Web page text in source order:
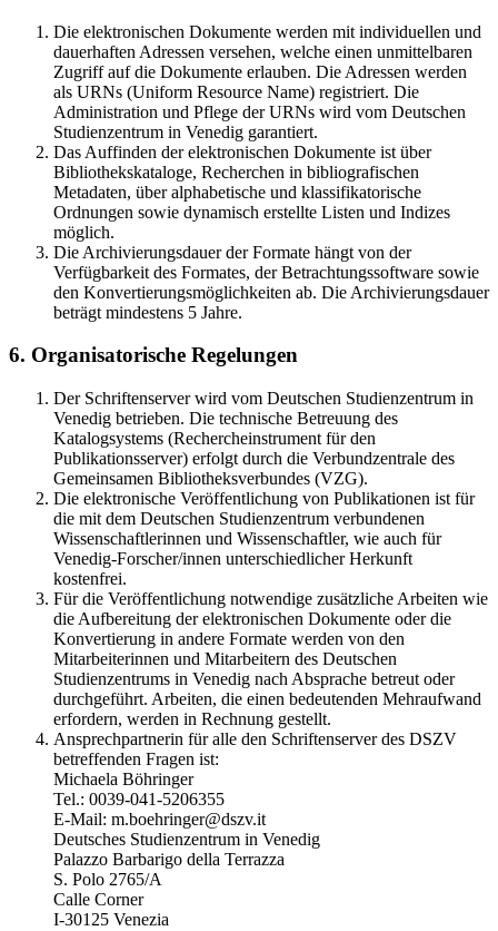
Die elektronischen Dokumente werden mit individuellen und
dauerhaften Adressen versehen, welche einen unmittelbaren
Zugriff auf die Dokumente erlauben. Die Adressen werden
als URNs (Uniform Resource Name) registriert. Die
Administration und Pflege der URNs wird vom Deutschen
Studienzentrum in Venedig garantiert.
Das Auffinden der elektronischen Dokumente ist über
Bibliothekskataloge, Recherchen in bibliografischen
Metadaten, über alphabetische und klassifikatorische
Ordnungen sowie dynamisch erstellte Listen und Indizes
möglich.
Die Archivierungsdauer der Formate hängt von der
Verfügbarkeit des Formates, der Betrachtungssoftware sowie
den Konvertierungsmöglichkeiten ab. Die Archivierungsdauer
beträgt mindestens 5 Jahre.
6. Organisatorische Regelungen
Der Schriftenserver wird vom Deutschen Studienzentrum in
Venedig betrieben. Die technische Betreuung des
Katalogsystems (Rechercheinstrument für den
Publikationsserver) erfolgt durch die Verbundzentrale des
Gemeinsamen Bibliotheksverbundes (VZG).
Die elektronische Veröffentlichung von Publikationen ist für
die mit dem Deutschen Studienzentrum verbundenen
Wissenschaftlerinnen und Wissenschaftler, wie auch für
Venedig-Forscher/innen unterschiedlicher Herkunft
kostenfrei.
Für die Veröffentlichung notwendige zusätzliche Arbeiten wie
die Aufbereitung der elektronischen Dokumente oder die
Konvertierung in andere Formate werden von den
Mitarbeiterinnen und Mitarbeitern des Deutschen
Studienzentrums in Venedig nach Absprache betreut oder
durchgeführt. Arbeiten, die einen bedeutenden Mehraufwand
erfordern, werden in Rechnung gestellt.
Ansprechpartnerin für alle den Schriftenserver des DSZV
betreffenden Fragen ist:
Michaela Böhringer
Tel.: 0039-041-5206355
E-Mail: m.boehringer@dszv.it
Deutsches Studienzentrum in Venedig
Palazzo Barbarigo della Terrazza
S. Polo 2765/A
Calle Corner
I-30125 Venezia